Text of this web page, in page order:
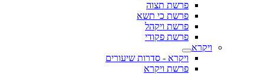
פרשת תצוה
פרשת כי תשא
פרשת ויקהל
פרשת פקודי
ויקרא
ויקרא - סדרות שיעורים
פרשת ויקרא